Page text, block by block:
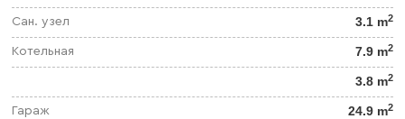
Сан. узел 3.1 m2
Котельная 7.9 m2
3.8 m2
Гараж 24.9 m2